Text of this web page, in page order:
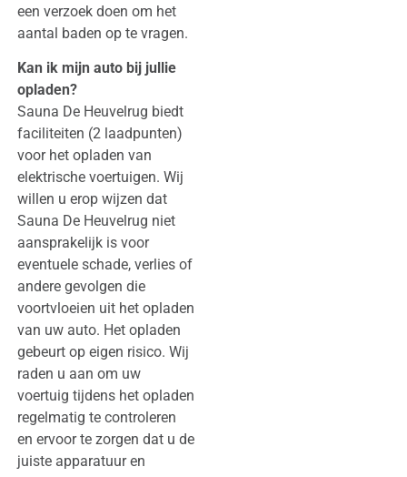
een verzoek doen om het
aantal baden op te vragen.
Kan ik mijn auto bij jullie
opladen?
Sauna De Heuvelrug biedt
faciliteiten (2 laadpunten)
voor het opladen van
elektrische voertuigen. Wij
willen u erop wijzen dat
Sauna De Heuvelrug niet
aansprakelijk is voor
eventuele schade, verlies of
andere gevolgen die
voortvloeien uit het opladen
van uw auto. Het opladen
gebeurt op eigen risico. Wij
raden u aan om uw
voertuig tijdens het opladen
regelmatig te controleren
en ervoor te zorgen dat u de
juiste apparatuur en